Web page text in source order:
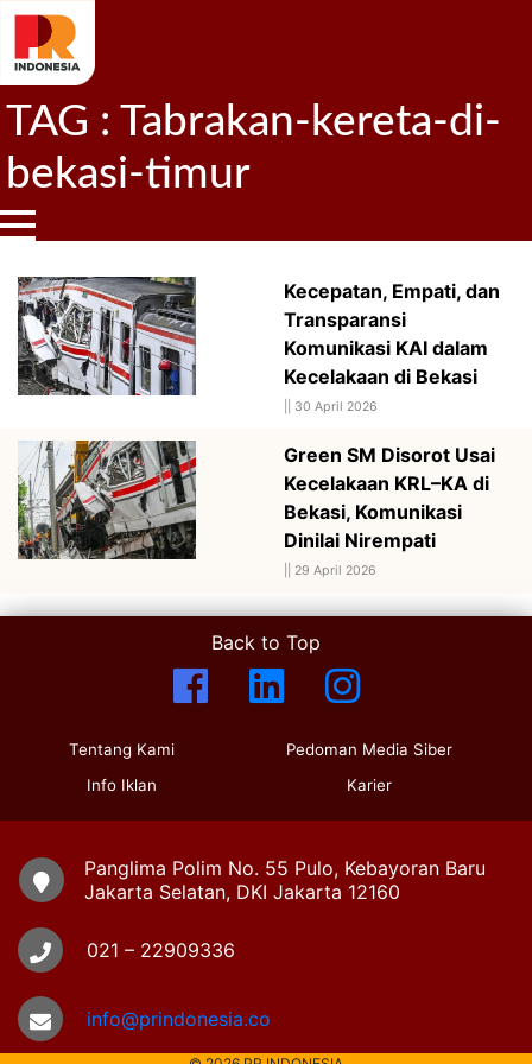
TAG : Tabrakan-kereta-di-
bekasi-timur
Kecepatan, Empati, dan
Transparansi
Komunikasi KAI dalam
Kecelakaan di Bekasi
30 April 2026
Green SM Disorot Usai
Kecelakaan KRL–KA di
Bekasi, Komunikasi
Dinilai Nirempati
29 April 2026
Back to Top
Tentang Kami
Info Iklan
Pedoman Media Siber
Karier
Panglima Polim No. 55 Pulo, Kebayoran Baru
Jakarta Selatan, DKI Jakarta 12160
021 – 22909336
info@prindonesia.co